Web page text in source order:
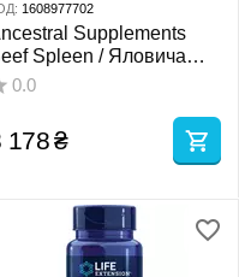
1608977702
Supplements
Spleen / Яловича
180 капсул
0.0
178₴